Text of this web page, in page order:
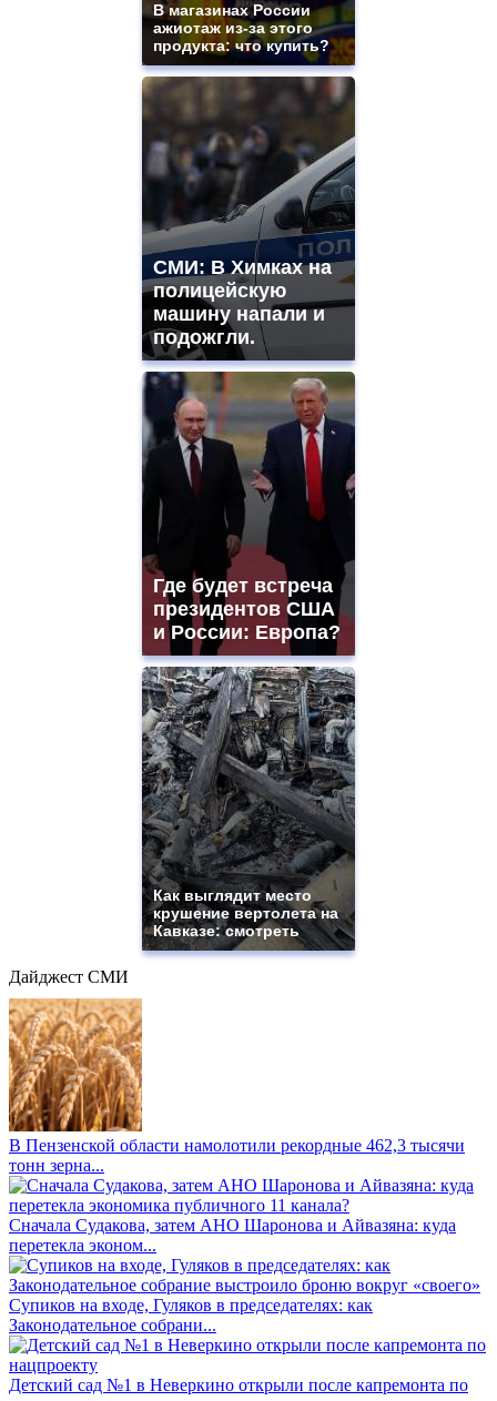
В магазинах России
ажиотаж из-за этого
продукта: что купить?
СМИ: В Химках на
полицейскую
машину напали и
подожгли.
Где будет встреча
президентов США
и России: Европа?
Как выглядит место
крушение вертолета на
Кавказе: смотреть
Дайджест СМИ
В Пензенской области намолотили рекордные 462,3 тысячи
тонн зерна...
Сначала Судакова, затем АНО Шаронова и Айвазяна: куда
перетекла эконом...
Супиков на входе, Гуляков в председателях: как
Законодательное собрани...
Детский сад №1 в Неверкино открыли после капремонта по